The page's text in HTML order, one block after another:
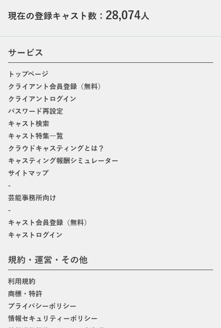
現在の登録キャスト数： 28,074人
サービス
トップページ
クライアント会員登録（無料）
クライアントログイン
パスワード再設定
キャスト検索
キャスト特集一覧
クラウドキャスティングとは？
キャスティング報酬シミュレーター
サイトマップ
-
芸能事務所向け
-
キャスト会員登録（無料）
キャストログイン
規約・運営・その他
利用規約
商標・特許
プライバシーポリシー
情報セキュリティーポリシー